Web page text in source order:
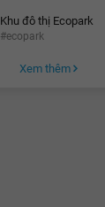
Khu đô thị Ecopark
#ecopark
Xem thêm